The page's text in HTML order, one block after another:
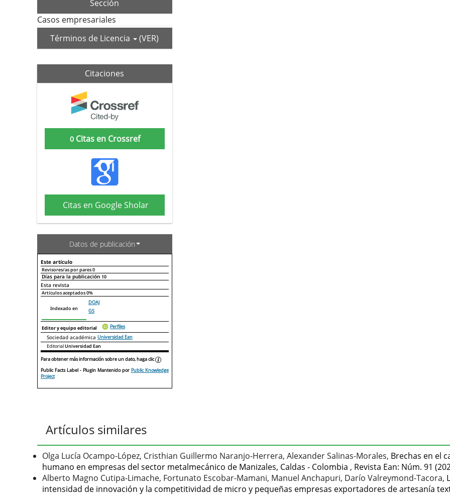
Sección
Casos empresariales
Términos de Licencia
(VER)
Citaciones
0Citas en Crossref
Citas en Google Sholar
Datos de publicación
Este artículo
Revisores/as por pares0
Días para la publicación 10
Declaraciones de autoría
Esta revista
Artículos aceptados0%
Indexado en
DOAJ
GS
Editor y equipo editorial Perfiles
Sociedad académica Universidad Ean
EditorialUniversidad Ean
Para obtener más información sobre un dato, haga clic
Public Facts Label- Plugin Mantenido por Public Knowledge
Project
Artículos similares
Olga Lucía Ocampo-López, Cristhian Guillermo Naranjo-Herrera, Alexander Salinas-Morales, Brechas en el
humano en empresas del sector metalmecánico de Manizales, Caldas - Colombia , Revista Ean: Núm. 91
Alberto Magno Cutipa-Limache, Fortunato Escobar-Mamani, Manuel Anchapuri, Darío Valreymond-Tacora,
intensidad de innovación y la competitividad de micro y pequeñas empresas exportadores de artesanía